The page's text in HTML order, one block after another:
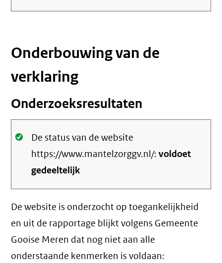
link)
Onderbouwing van de
verklaring
Onderzoeksresultaten
Oké.
De status van de website
https://www.mantelzorggv.nl/:voldoet
gedeeltelijk
De website is onderzocht op toegankelijkheid
en uit de rapportage blijkt volgens Gemeente
Gooise Meren dat nog niet aan alle
onderstaande kenmerken is voldaan: